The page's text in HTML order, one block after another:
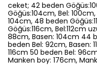
ceket; 42 beden
Göğüs:104cm, Bel:
104cm, 48 beden
Göğüs:116cm, Bel:112cm
88cm, Basen: 104cm 44
beden Bel: 92cm, Basen:
116cm 50 beden Bel:
Manken boy: 176cm,